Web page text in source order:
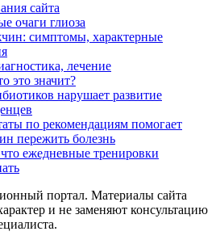
сайта
очаги глиоза
симптомы, характерные
лечение
это значит?
нарушает развитие
по рекомендациям помогает
пережить болезнь
ежедневные тренировки
портал. Материалы сайта
и не заменяют консультацию